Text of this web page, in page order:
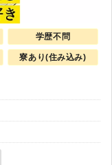
学歴不問
寮あり(住み込み)